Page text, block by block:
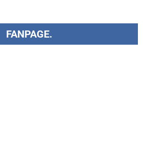
FANPAGE.